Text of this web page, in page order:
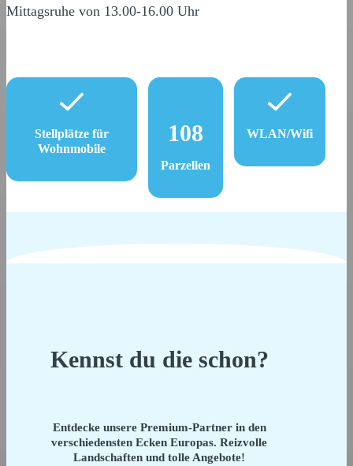
Mittagsruhe von 13.00-16.00 Uhr
Stellplätze für
Wohnmobile
108
Parzellen
WLAN/Wifi
Kennst du die schon?
Entdecke unsere Premium-Partner in den
verschiedensten Ecken Europas. Reizvolle
Landschaften und tolle Angebote!